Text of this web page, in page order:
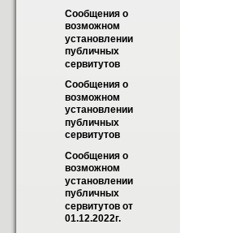
Сообщения о
возможном
установлении
публичных
сервитутов
Сообщения о
возможном
установлении
публичных
сервитутов
Сообщения о
возможном
установлении
публичных
сервитутов от
01.12.2022г.